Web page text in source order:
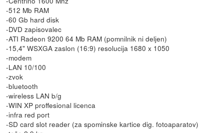
-512 Mb RAM
-60 Gb hard disk
-DVD zapisovalec
-ATI Radeon 9200 64 Mb RAM (pomnilnik ni deljen)
-15,4" WSXGA zaslon (16:9) resolucija 1680 x 1050
-modem
-LAN 10/100
-zvok
-bluetooth
-wireless LAN b/g
-WIN XP proffesional licenca
-infra red port
-SD card slot reader (za spominske kartice dig. fotoaparatov)